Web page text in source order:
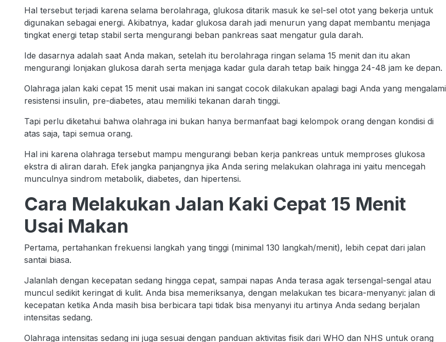
Hal tersebut terjadi karena selama berolahraga, glukosa ditarik masuk ke sel-sel otot yang bekerja untuk
digunakan sebagai energi. Akibatnya, kadar glukosa darah jadi menurun yang dapat membantu menjaga
tingkat energi tetap stabil serta mengurangi beban pankreas saat mengatur gula darah.
Ide dasarnya adalah saat Anda makan, setelah itu berolahraga ringan selama 15 menit dan itu akan
mengurangi lonjakan glukosa darah serta menjaga kadar gula darah tetap baik hingga 24-48 jam ke depan.
Olahraga jalan kaki cepat 15 menit usai makan ini sangat cocok dilakukan apalagi bagi Anda yang mengalami
resistensi insulin, pre-diabetes, atau memiliki tekanan darah tinggi.
Tapi perlu diketahui bahwa olahraga ini bukan hanya bermanfaat bagi kelompok orang dengan kondisi di
atas saja, tapi semua orang.
Hal ini karena olahraga tersebut mampu mengurangi beban kerja pankreas untuk memproses glukosa
ekstra di aliran darah. Efek jangka panjangnya jika Anda sering melakukan olahraga ini yaitu mencegah
munculnya sindrom metabolik, diabetes, dan hipertensi.
Cara Melakukan Jalan Kaki Cepat 15 Menit
Usai Makan
Pertama, pertahankan frekuensi langkah yang tinggi (minimal 130 langkah/menit), lebih cepat dari jalan
santai biasa.
Jalanlah dengan kecepatan sedang hingga cepat, sampai napas Anda terasa agak tersengal-sengal atau
muncul sedikit keringat di kulit. Anda bisa memeriksanya, dengan melakukan tes bicara-menyanyi: jalan di
kecepatan ketika Anda masih bisa berbicara tapi tidak bisa menyanyi itu artinya Anda sedang berjalan
intensitas sedang.
Olahraga intensitas sedang ini juga sesuai dengan panduan aktivitas fisik dari WHO dan NHS untuk orang